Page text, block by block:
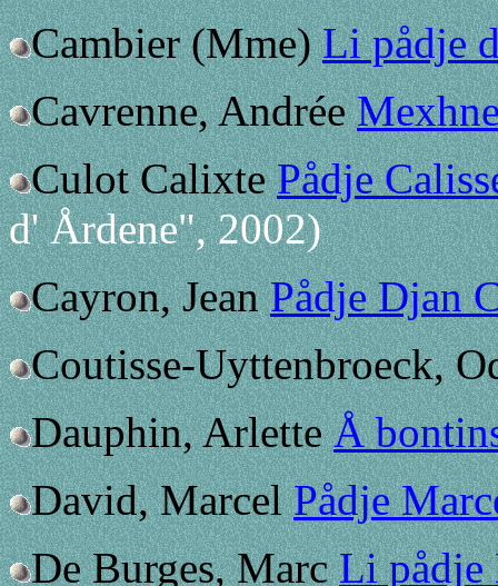
Cambier (Mme)Li pådje
Cavrenne, Andrée
Culot CalixtePådje
d' Årdene", 2002)
Cayron, JeanPådje Djan
Coutisse-Uyttenbroeck,
Dauphin, ArletteÅ
David, MarcelPådje
De Burges, MarcLi pådje